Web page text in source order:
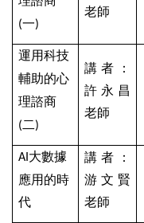
(一)
老師
運用科技
輔助的心
理諮商
(二)
講者：
許永昌
老師
AI 大數據
應用的時
代
講者：
游文賢
老師